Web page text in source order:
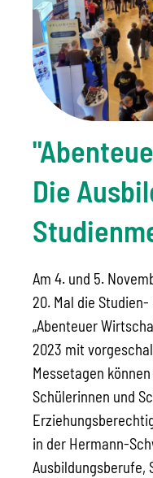
Die
Am 4. und 5.
20. Mal die
„Abenteuer
2023 mit
Messetagen
Schülerinnen und
in der Hermann-
Ausbildungsberufe,